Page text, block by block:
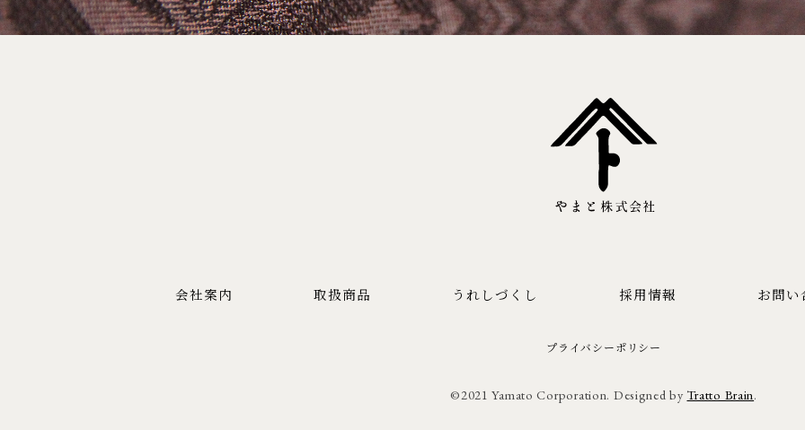
会社案内 取扱商品 うれしづくし 採用情報 お問い
プライバシーポリシー
©2021 Yamato Corporation. Designed by Tratto Brain.